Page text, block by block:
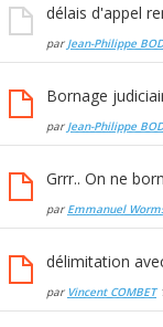
délais d'appel
par Jean-Philippe
Bornage
par Jean-Philippe
Grrr.. On ne
par Emmanuel
délimitation
par Vincent COMBET